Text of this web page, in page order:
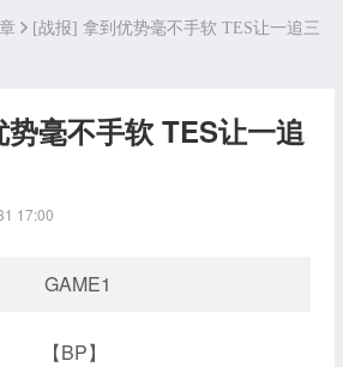
[战报] 拿到优势毫不手软 TES让一追三
毫不手软 TES让一追
17:00
GAME1
【BP】